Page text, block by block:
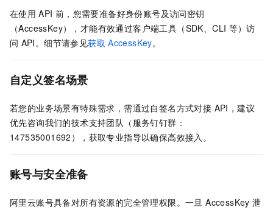
在使用 API 前，您需要准备好身份账号及访问密钥
（AccessKey），才能有效通过客户端工具（SDK、CLI 等）访
问 API。细节请参见获取 AccessKey。
自定义签名场景
若您的业务场景有特殊需求，需通过自签名方式对接 API，建议
优先咨询我们的技术支持团队（服务钉钉群：
147535001692），获取专业指导以确保高效接入。
账号与安全准备
阿里云账号具备对所有资源的完全管理权限。一旦 AccessKey 泄